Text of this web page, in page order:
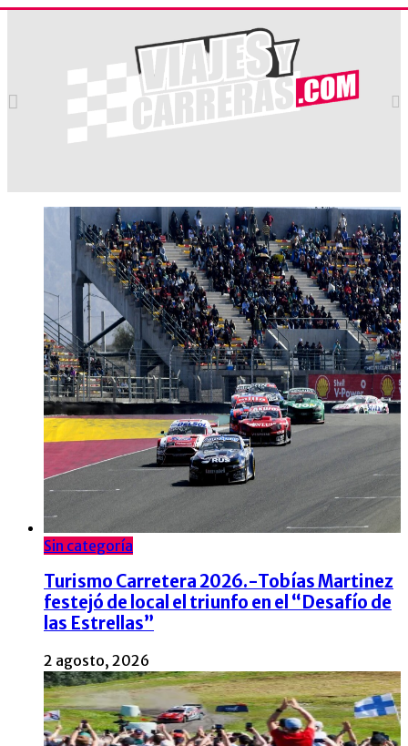
Sin categoría
Turismo Carretera 2026.-Tobías Martinez
festejó de local el triunfo en el “Desafío de
las Estrellas”
2 agosto, 2026